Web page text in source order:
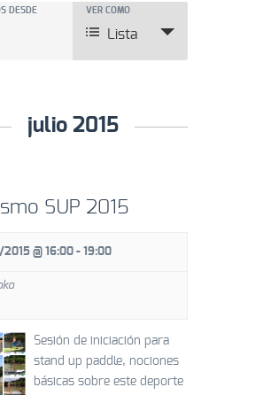
DESDE
NAVEGACIÓN
DE
VISTAS
EVENTO
VER COMO
Lista
julio 2015
SUP 2015
@ 16:00 - 19:00
Sesión de iniciación para
stand up paddle, nociones
básicas sobre este deporte